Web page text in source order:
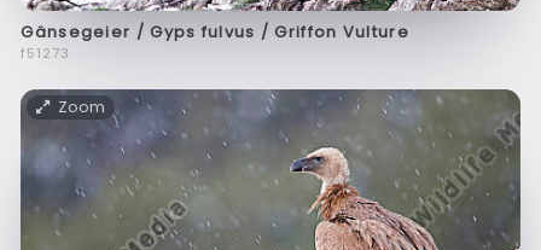
Gänsegeier / Gyps fulvus / Griffon Vulture
f51273
Zoom